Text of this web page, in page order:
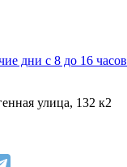
дни с 8 до 16 часов
улица, 132 к2